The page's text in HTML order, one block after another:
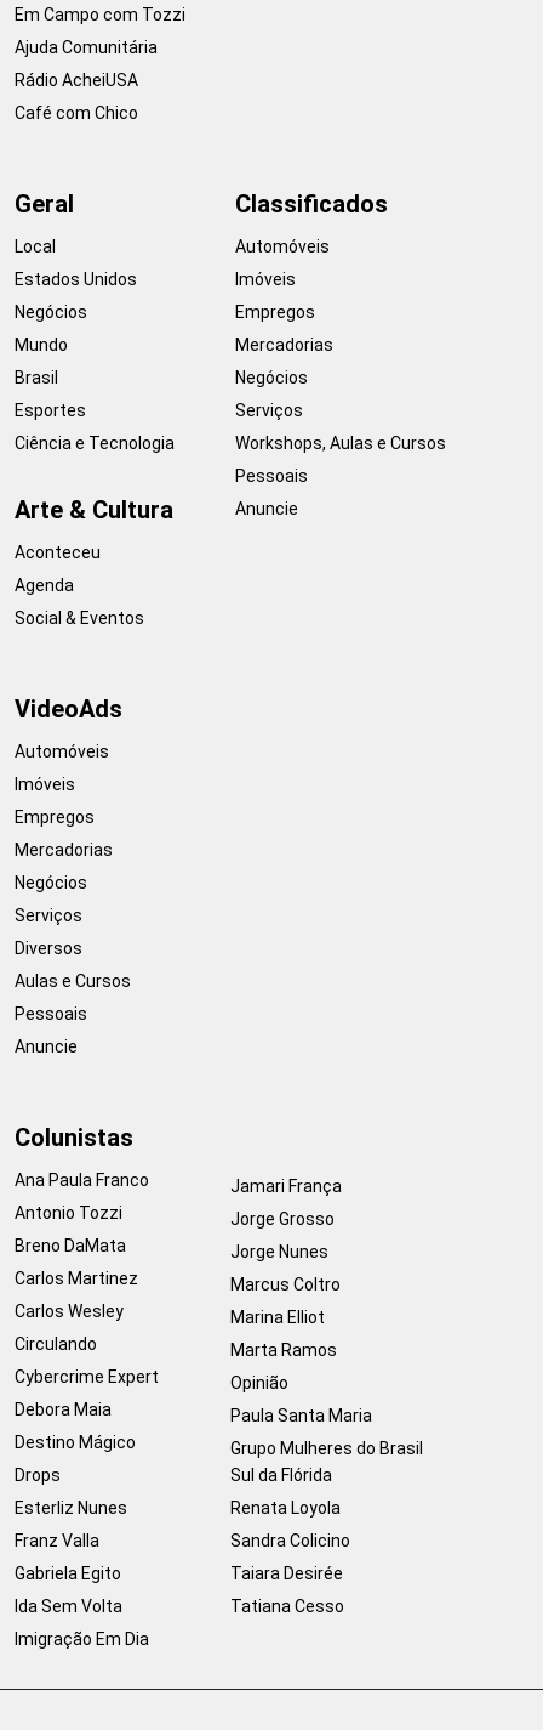
Em Campo com Tozzi
Ajuda Comunitária
Rádio AcheiUSA
Café com Chico
Geral
Local
Estados Unidos
Negócios
Mundo
Brasil
Esportes
Ciência e Tecnologia
Arte & Cultura
Aconteceu
Agenda
Social & Eventos
Classificados
Automóveis
Imóveis
Empregos
Mercadorias
Negócios
Serviços
Workshops, Aulas e Cursos
Pessoais
Anuncie
VideoAds
Automóveis
Imóveis
Empregos
Mercadorias
Negócios
Serviços
Diversos
Aulas e Cursos
Pessoais
Anuncie
Colunistas
Ana Paula Franco
Antonio Tozzi
Breno DaMata
Carlos Martinez
Carlos Wesley
Circulando
Cybercrime Expert
Debora Maia
Destino Mágico
Drops
Esterliz Nunes
Franz Valla
Gabriela Egito
Ida Sem Volta
Imigração Em Dia
Jamari França
Jorge Grosso
Jorge Nunes
Marcus Coltro
Marina Elliot
Marta Ramos
Opinião
Paula Santa Maria
Grupo Mulheres do Brasil
Sul da Flórida
Renata Loyola
Sandra Colicino
Taiara Desirée
Tatiana Cesso